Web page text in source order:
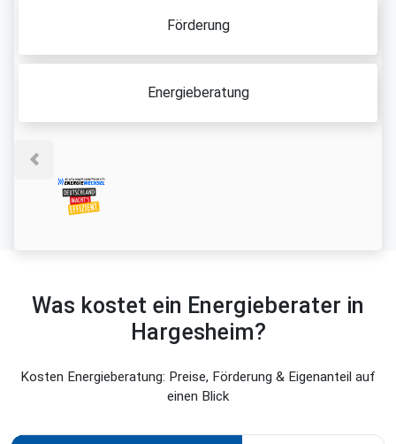
Förderung
Energieberatung
Was kostet ein Energieberater in
Hargesheim?
Kosten Energieberatung: Preise, Förderung & Eigenanteil auf
einen Blick